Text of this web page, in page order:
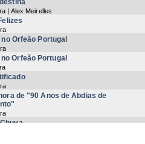
| Alex Meirelles
Orfeão Portugal
Orfeão Portugal
de "90 Anos de Abdias de